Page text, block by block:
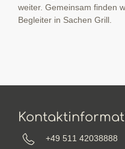
weiter. Gemeinsam finden
Begleiter in Sachen Grill.
+49 511 42038888